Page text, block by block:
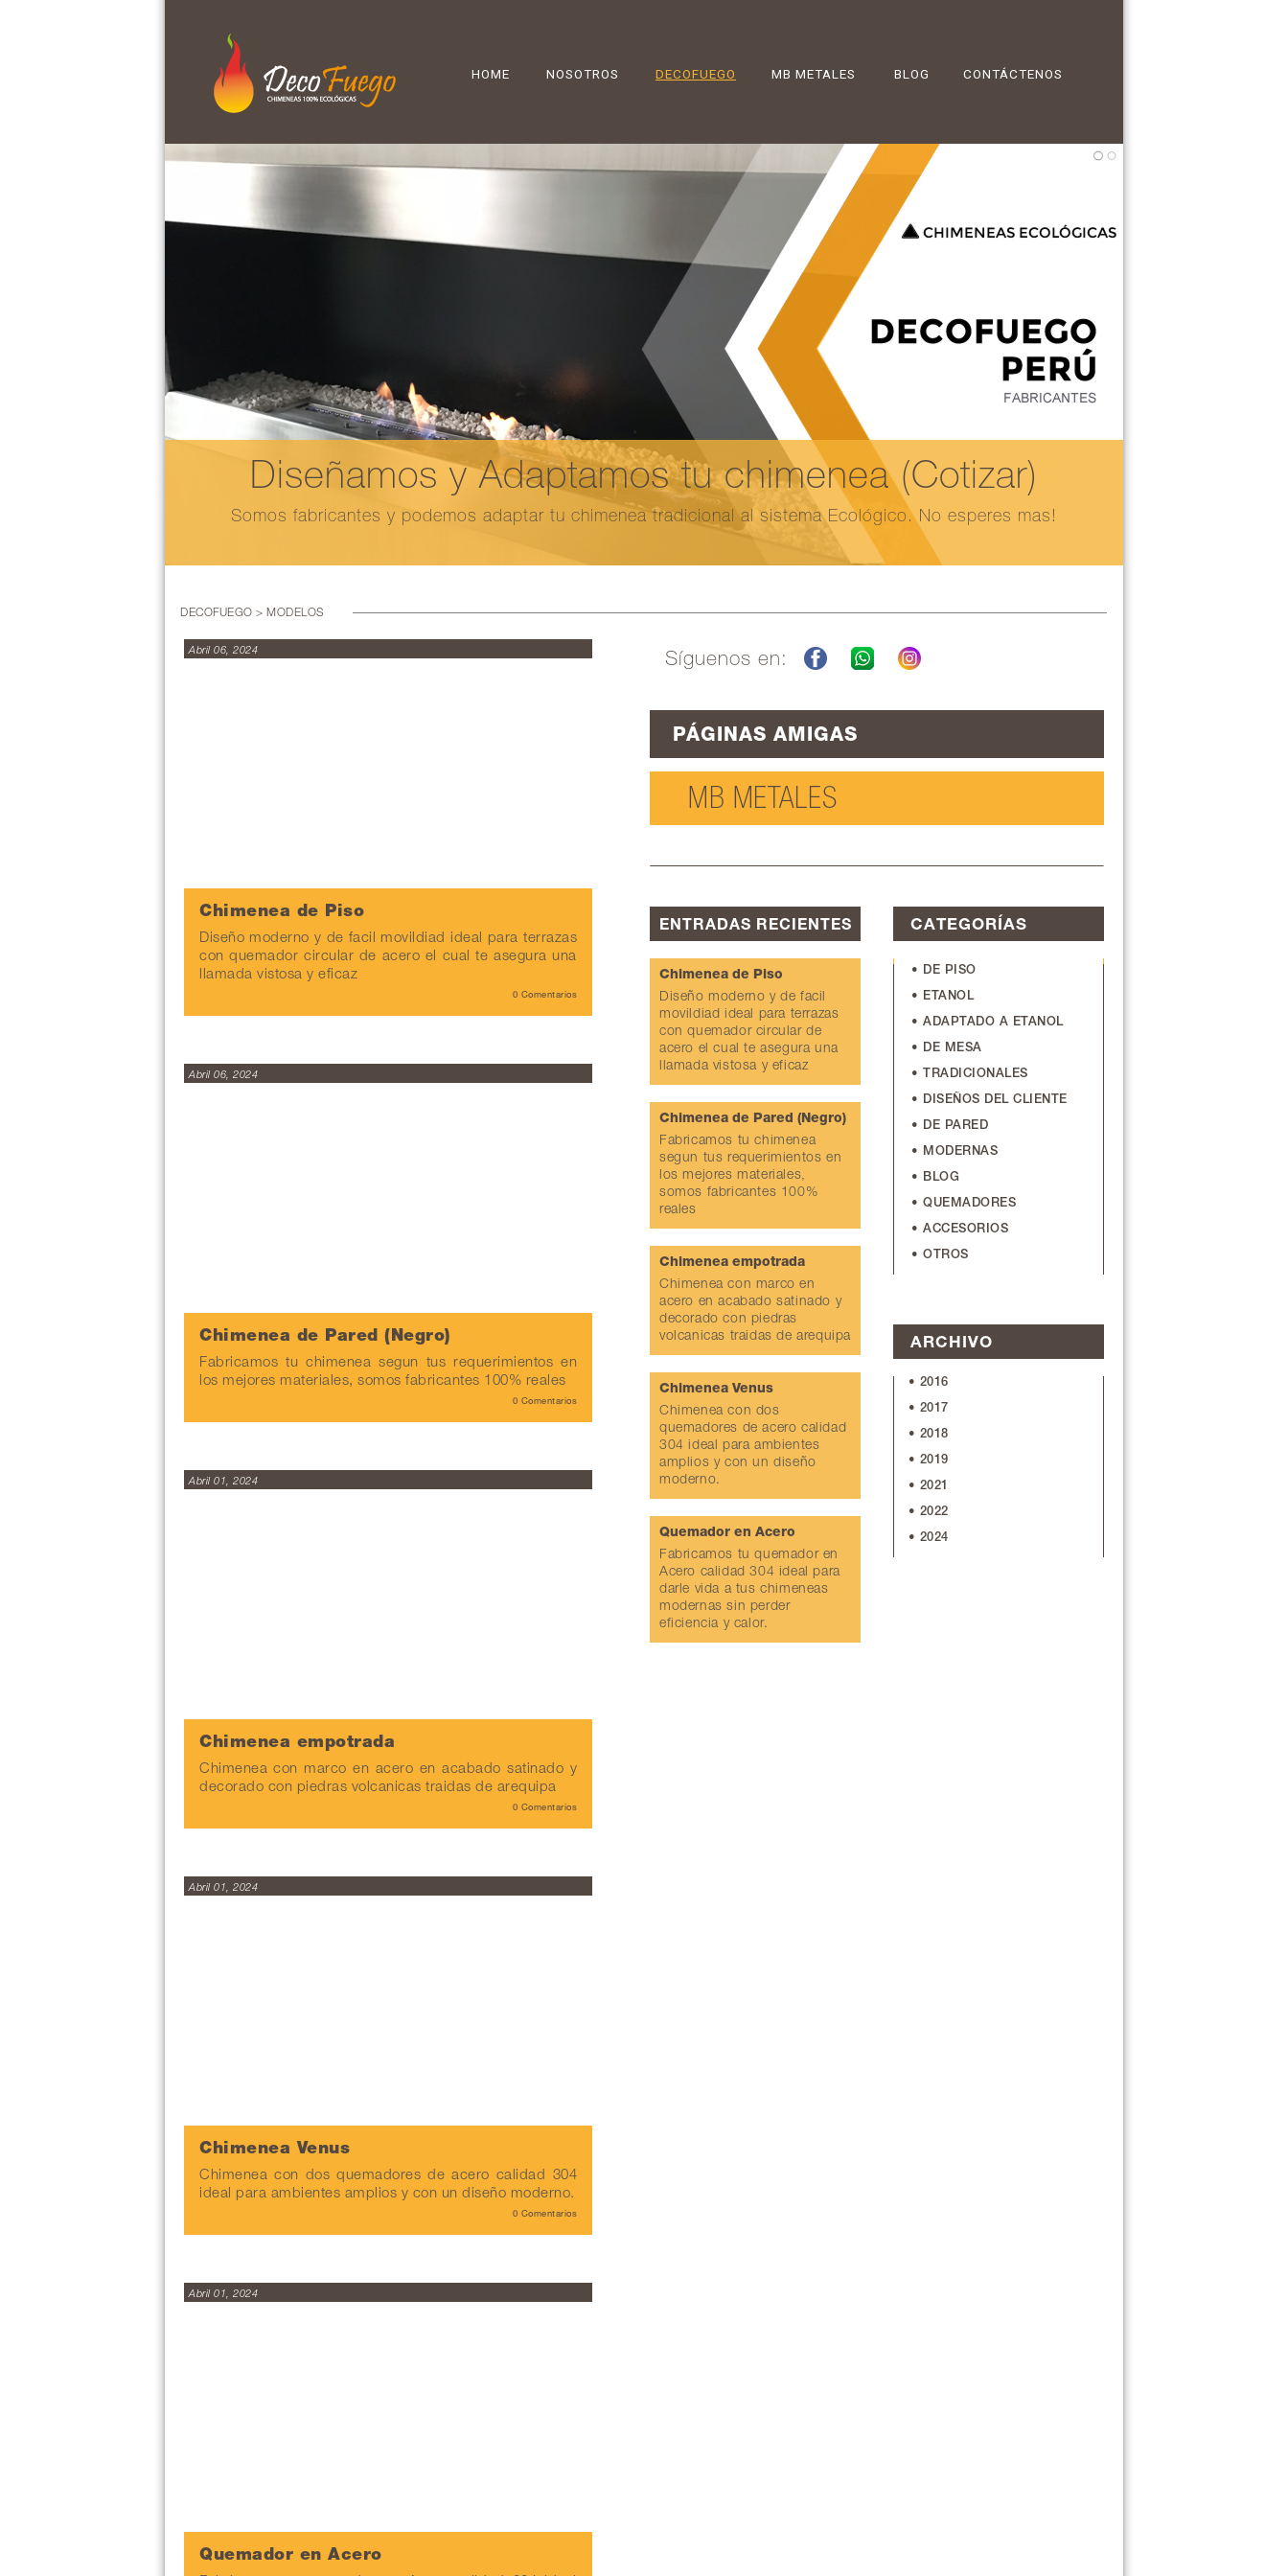
HOME NOSOTROS DECOFUEGO MB METALES BLOG CONTÁCTENOS
Diseñamos y Adaptamos tu chimenea (Cotizar)
Somos fabricantes y podemos adaptar tu chimenea tradicional al sistema Ecológico. No esperes mas!
DECOFUEGO > MODELOS
Abril 06, 2024
Chimenea de Piso
Diseño moderno y de facil movildiad ideal para terrazas
con quemador circular de acero el cual te asegura una
llamada vistosa y eficaz
0 Comentarios
Abril 06, 2024
Chimenea de Pared (Negro)
Fabricamos tu chimenea segun tus requerimientos en
los mejores materiales, somos fabricantes 100% reales
0 Comentarios
Abril 01, 2024
Chimenea empotrada
Chimenea con marco en acero en acabado satinado y
decorado con piedras volcanicas traidas de arequipa
0 Comentarios
Abril 01, 2024
Chimenea Venus
Chimenea con dos quemadores de acero calidad 304
ideal para ambientes amplios y con un diseño moderno.
0 Comentarios
Abril 01, 2024
Quemador en Acero
Síguenos en:
PÁGINAS AMIGAS
MB METALES
ENTRADAS RECIENTES
Chimenea de Piso
Diseño moderno y de facil
movildiad ideal para terrazas
con quemador circular de
acero el cual te asegura una
llamada vistosa y eficaz
Chimenea de Pared (Negro)
Fabricamos tu chimenea
segun tus requerimientos en
los mejores materiales,
somos fabricantes 100%
reales
Chimenea empotrada
Chimenea con marco en
acero en acabado satinado y
decorado con piedras
volcanicas traidas de arequipa
Chimenea Venus
Chimenea con dos
quemadores de acero calidad
304 ideal para ambientes
amplios y con un diseño
moderno.
Quemador en Acero
Fabricamos tu quemador en
Acero calidad 304 ideal para
darle vida a tus chimeneas
modernas sin perder
eficiencia y calor.
CATEGORÍAS
• DE PISO
• ETANOL
• ADAPTADO A ETANOL
• DE MESA
• TRADICIONALES
• DISEÑOS DEL CLIENTE
• DE PARED
• MODERNAS
• BLOG
• QUEMADORES
• ACCESORIOS
• OTROS
ARCHIVO
• 2016
• 2017
• 2018
• 2019
• 2021
• 2022
• 2024